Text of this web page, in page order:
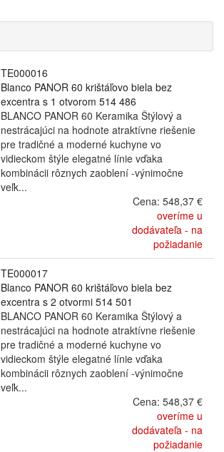
TE000016
Blanco PANOR 60 krištáľovo biela bez
excentra s 1 otvorom 514 486
BLANCO PANOR 60 Keramika Štýlový a
nestrácajúci na hodnote atraktívne riešenie
pre tradičné a moderné kuchyne vo
vidieckom štýle elegatné línie vďaka
kombinácii rôznych zaoblení -výnimočne
veľk...
Cena: 548,37 €
overíme u
dodávateľa - na
požiadanie
TE000017
Blanco PANOR 60 krištáľovo biela bez
excentra s 2 otvormi 514 501
BLANCO PANOR 60 Keramika Štýlový a
nestrácajúci na hodnote atraktívne riešenie
pre tradičné a moderné kuchyne vo
vidieckom štýle elegatné línie vďaka
kombinácii rôznych zaoblení -výnimočne
veľk...
Cena: 548,37 €
overíme u
dodávateľa - na
požiadanie